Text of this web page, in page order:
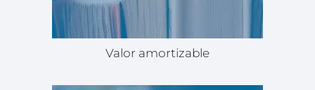
Valor amortizable